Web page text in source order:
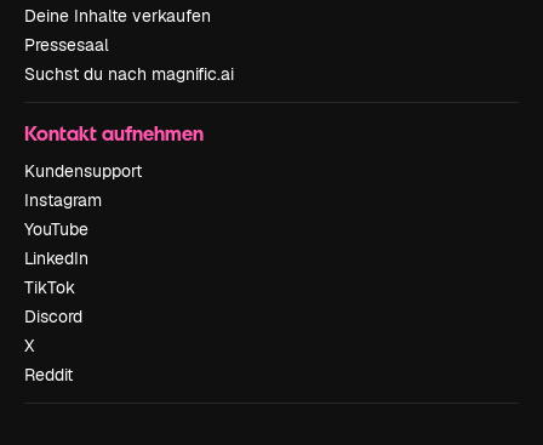
Deine Inhalte verkaufen
Pressesaal
Suchst du nach magnific.ai
Kontakt aufnehmen
Kundensupport
Instagram
YouTube
LinkedIn
TikTok
Discord
X
Reddit